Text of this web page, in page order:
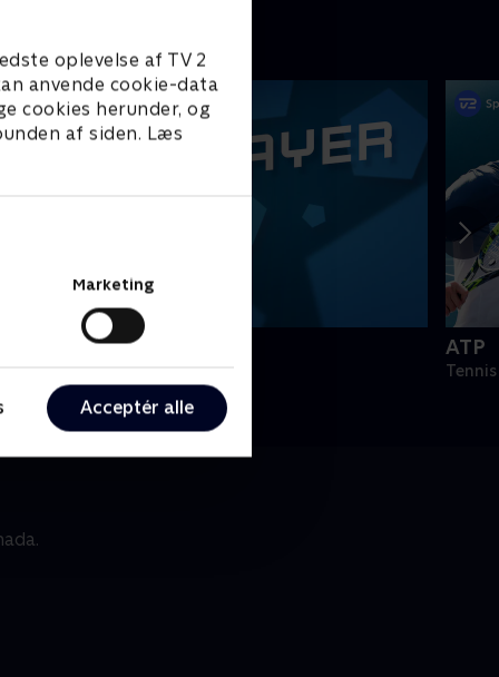
oplevelse af TV 2
anvende cookie-data
cookies herunder, og
af siden. Læs
Marketing
Acceptér alle
ATP
Tennis